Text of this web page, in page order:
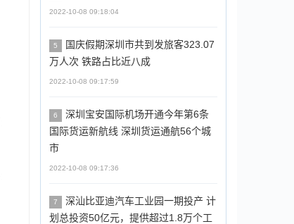
2022-10-08 09:18:04
5
国庆假期深圳市共到发旅客323.07
万人次 铁路占比近八成
2022-10-08 09:17:59
6
深圳宝安国际机场开通今年第6条
国际货运新航线 深圳货运通航56个城
市
2022-10-08 09:17:36
7
深汕比亚迪汽车工业园一期投产 计
划总投资50亿元，提供超过1.8万个工